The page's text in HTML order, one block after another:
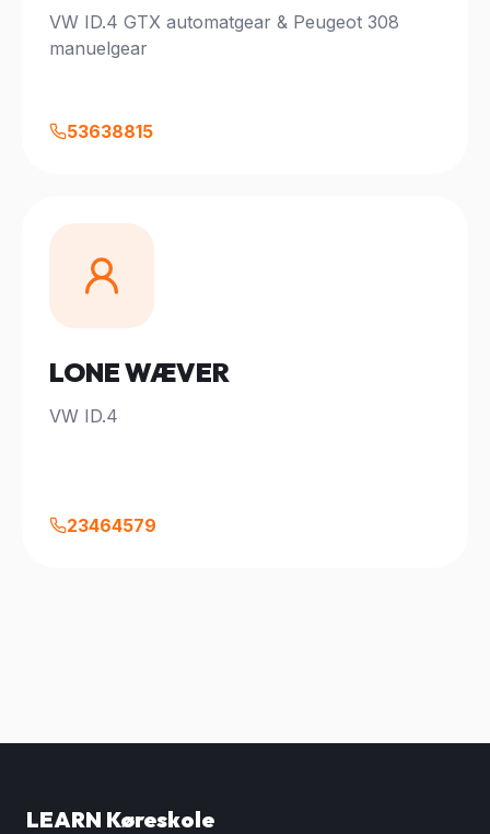
VW ID.4 GTX automatgear & Peugeot 308
manuelgear
53638815
LONE WÆVER
VW ID.4
23464579
LEARN Køreskole